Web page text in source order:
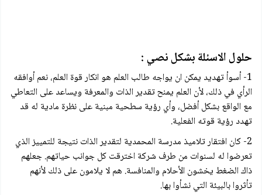
حلول الاسئلة بشكل نصي :
1- أسوأ تهديد يمكن ان يواجه طالب العلم هو انكار قوة العلم، نعم أوافقه
الرأي في ذلك، لأن العلم يمنح تقدير الذات والمعرفة ويساعد على التعاطي
مع الواقع بشكل أفضل، وأي رؤية سطحية مبنية على نظرة مادية له قد
تهدد رؤية قوته الفعلية.
2- كان افتقار تلاميذ مدرسة المحمدية لتقدير الذات نتيجة للتمييز الذي
تعرضوا له لسنوات من طرف شركة اخترقت كل جوانب حياتهم. جعلهم
ذاك الضغط يخشون الأحلام والمنافسة. هم لا يلامون على ذلك لأنهم
تأثروا بالبيئة التي نشأوا بها.